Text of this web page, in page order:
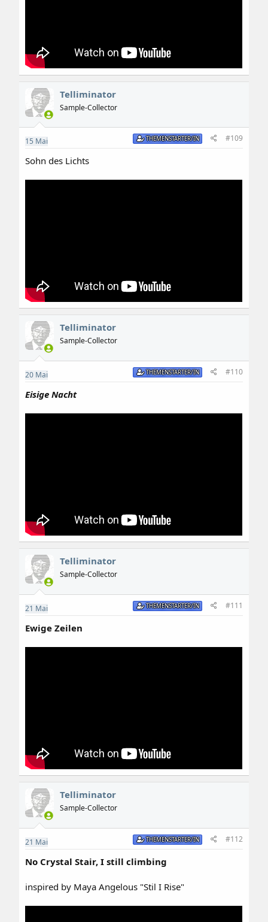
Telliminator
Sample-Collector
15 Mai THEMENSTARTER/IN #109
Sohn des Lichts
Telliminator
Sample-Collector
20 Mai THEMENSTARTER/IN #110
Eisige Nacht
Telliminator
Sample-Collector
21 Mai THEMENSTARTER/IN #111
Ewige Zeilen
Telliminator
Sample-Collector
21 Mai THEMENSTARTER/IN #112
No Crystal Stair, I still climbing
inspired by Maya Angelous "Stil I Rise"